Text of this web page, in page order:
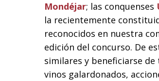
Mondéjar; las conquenses
la recientemente
reconocidos en nuestra
edición del concurso. De
similares y beneficiarse
vinos galardonados,